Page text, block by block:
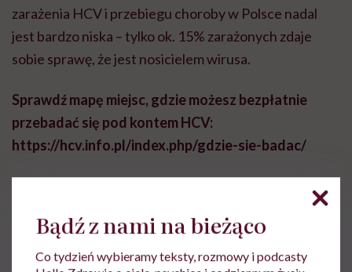
zarażenia HCV i przebiegu choroby w Polsce nadal
jest bardzo niska – tylko ok. 15% zarażonych zdaje
sobie sprawę, że jest nosicielem wirusa.
Sprawdź mapę miejsc, gdzie możesz bezpłatnie
przebadać się pod kontem HCV:
https://hcv.info.pl/index.php/gdzie-sie-badac/
Lena Helman
Bądź z nami na bieżąco
Co tydzień wybieramy teksty, rozmowy i podcasty